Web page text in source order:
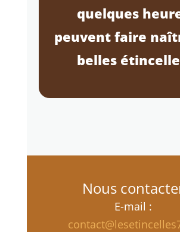
quelques
peuvent faire
belles
Nous
E-mail :